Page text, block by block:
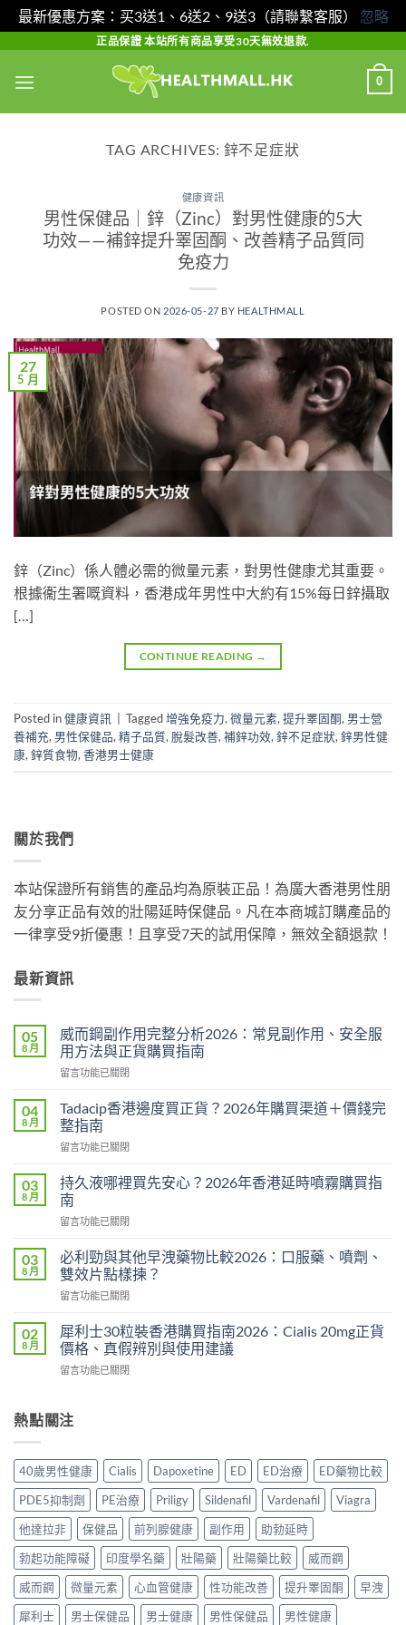
最新優惠方案：买3送1、6送2、9送3（請聯繫客服） 忽略
content
正品保證 本站所有商品享受30天無效退款.
0
TAG ARCHIVES: 鋅不足症狀
健康資訊
男性保健品｜鋅（Zinc）對男性健康的5大
功效——補鋅提升睪固酮、改善精子品質同
免疫力
POSTED ON 2026-05-27 BY HEALTHMALL
27
5 月
鋅（Zinc）係人體必需的微量元素，對男性健康尤其重要。
根據衞生署嘅資料，香港成年男性中大約有15%每日鋅攝取
[…]
CONTINUE READING →
Posted in健康資訊 Tagged增強免疫力,微量元素,提升睪固酮, 男士營
養補充, 男性保健品,精子品質,脫髮改善,補鋅功效,鋅不足症狀,鋅男性健
康,鋅質食物,香港男士健康
關於我們
本站保證所有銷售的產品均為原裝正品！為廣大香港男性朋
友分享正品有效的壯陽延時保健品。凡在本商城訂購產品的
一律享受9折優惠！且享受7天的試用保障，無效全額退款！
最新資訊
05
8 月
威而鋼副作用完整分析2026：常見副作用、安全服
用方法與正貨購買指南
在
而
鋼
副
作
完
整
分
析
常
見
作
安
全
服
法
與
貨
購
買
指
南〉
中
留言功能已關閉
04
8 月
Tadacip香港邊度買正貨？2026年購買渠道＋價錢完
整指南
在
香
港
邊
度
正
貨？
2026
年
買
渠
＋
完
南〉
中
留言功能已關閉
03
8 月
持久液哪裡買先安心？2026年香港延時噴霧購買指
南
在
久
液
哪
裡
先
安
心？
2026
港
噴
霧
購
買
指
南〉
中
留言功能已關閉
03
8 月
必利勁與其他早洩藥物比較2026：口服藥、噴劑、
雙效片點樣揀？
在
利
勁
與
其
洩
比
較
2026：
口
服
藥、
噴
劑、
效
留言功能已關閉
02
8 月
犀利士30粒裝香港購買指南2026：Cialis 20mg正貨
價格、真假辨別與使用建議
在
士
30
裝
香
港
購
買
指
南
2026：
Cialis
20mg
留言功能已關閉
熱點關注
40歲男性健康 Cialis Dapoxetine ED ED治療
ED藥物比較
PDE5抑制劑
PE治療 Priligy Sildenafil Vardenafil
Viagra
他達拉非
保健品 前列腺健康 副作用
助勃延時
勃起功能障礙
印度學名藥 壯陽藥 壯陽藥比較
威而鋼
威而鋼
微量元素 心血管健康 性功能改善 提升睪固酮
早洩
犀利士
男士保健品 男士健康 男性保健品 男性健康